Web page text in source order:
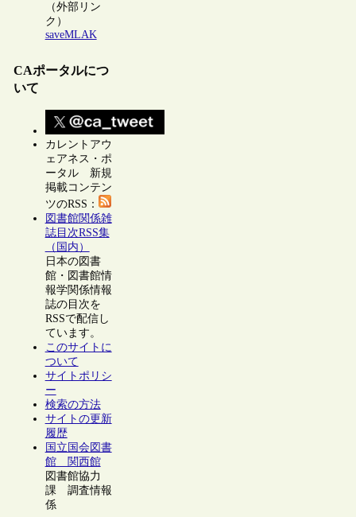
（外部リン
ク）
saveMLAK
CAポータルにつ
いて
カレントアウ
ェアネス・ポ
ータル 新規
掲載コンテン
ツのRSS：
図書館関係雑
誌目次RSS集
（国内）
日本の図書
館・図書館情
報学関係情報
誌の目次を
RSSで配信し
ています。
このサイトに
ついて
サイトポリシ
ー
検索の方法
サイトの更新
履歴
国立国会図書
館 関西館
図書館協力
課 調査情報
係